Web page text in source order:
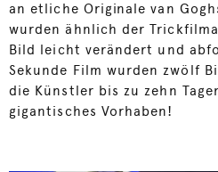
an etliche Originale van
wurden ähnlich der
Bild leicht verändert und
Sekunde Film wurden zwölf
die Künstler bis zu zehn
gigantisches Vorhaben!